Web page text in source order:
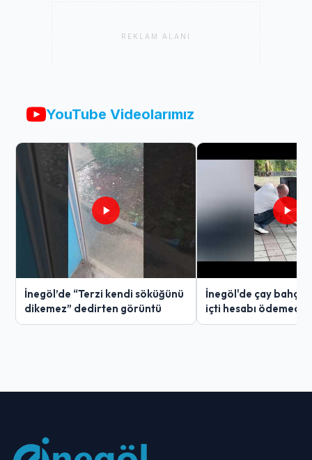
REKLAM ALANI
YouTube Videolarımız
İnegöl’de “Terzi kendi söküğünü
dikemez” dedirten görüntü
İnegöl'de çay
içti hesabı ödemedi